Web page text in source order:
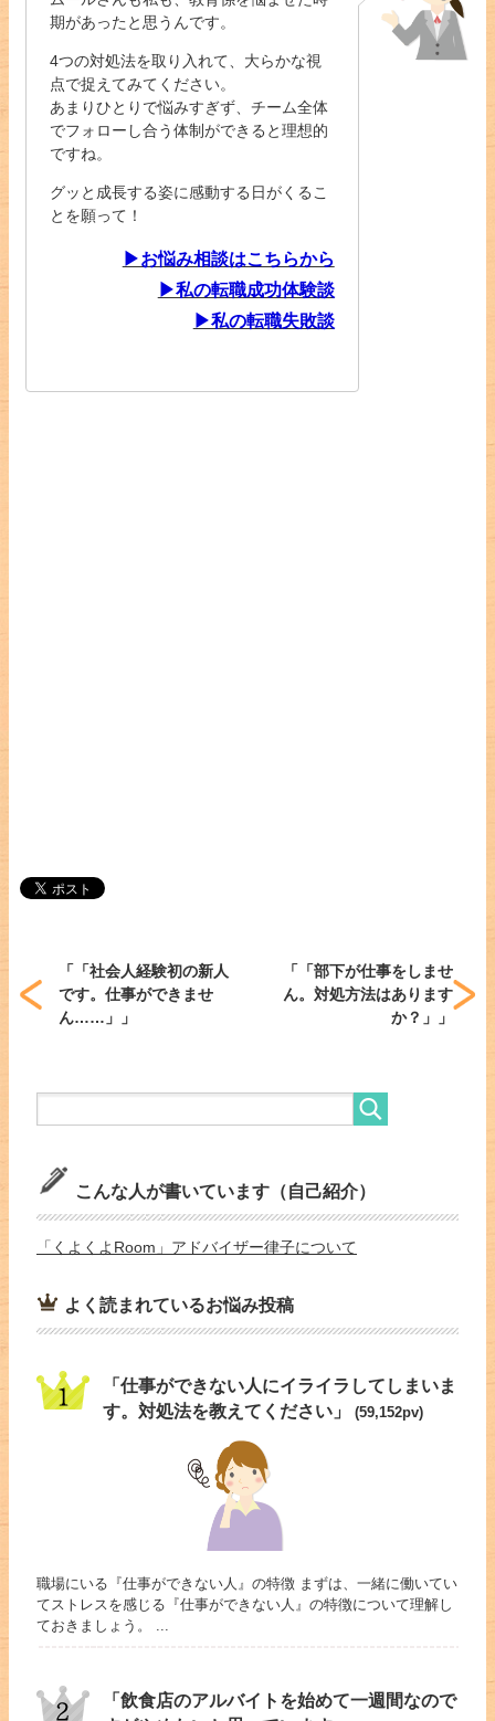
期があったと思うんです。
4つの対処法を取り入れて、大らかな視
点で捉えてみてください。
あまりひとりで悩みすぎず、チーム全体
でフォローし合う体制ができると理想的
ですね。
グッと成長する姿に感動する日がくるこ
とを願って！
▶お悩み相談はこちらから
▶私の転職成功体験談
▶私の転職失敗談
「 「部下が仕事をしませ
ん。対処方法はあります
か？」
」
「 「社会人経験初の新人
です。仕事ができませ
ん……」
」
こんな人が書いています（自己紹介）
「くよくよRoom」アドバイザー律子について
よく読まれているお悩み投稿
「仕事ができない人にイライラしてしまいま
す。対処法を教えてください」
(59,152pv)
職場にいる『仕事ができない人』の特徴 まずは、一緒に働いてい
てストレスを感じる『仕事ができない人』の特徴について理解し
ておきましょう。 ...
「飲食店のアルバイトを始めて一週間なので